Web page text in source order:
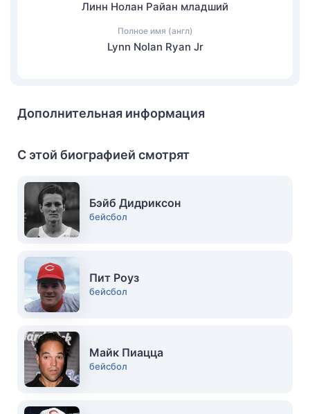
Линн Нолан Райан младший
Полное имя (англ)
Lynn Nolan Ryan Jr
Дополнительная информация
С этой биографией смотрят
Бэйб Дидриксон
бейсбол
Пит Роуз
бейсбол
Майк Пиацца
бейсбол